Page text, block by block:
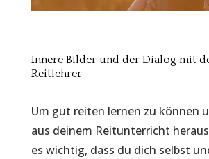
Innere Bilder und der Dialog mit
Reitlehrer
Um gut reiten lernen zu können
aus deinem Reitunterricht
es wichtig, dass du dich selbst